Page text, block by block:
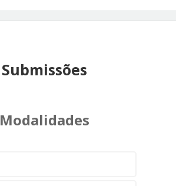
Submissões
Modalidades